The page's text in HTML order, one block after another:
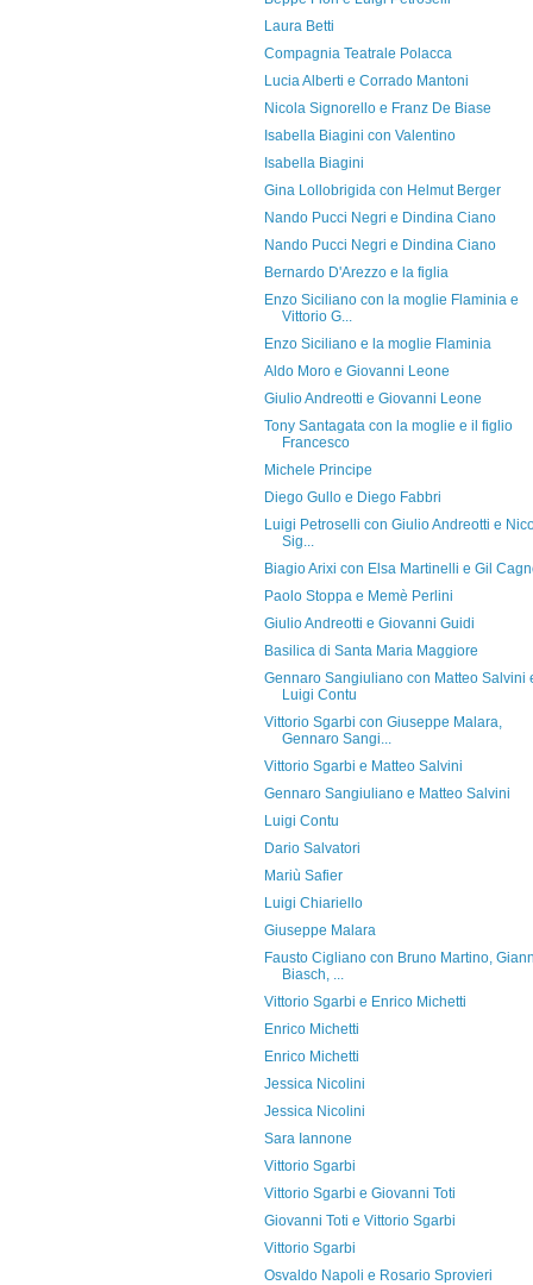
Laura Betti
Compagnia Teatrale Polacca
Lucia Alberti e Corrado Mantoni
Nicola Signorello e Franz De Biase
Isabella Biagini con Valentino
Isabella Biagini
Gina Lollobrigida con Helmut Berger
Nando Pucci Negri e Dindina Ciano
Nando Pucci Negri e Dindina Ciano
Bernardo D'Arezzo e la figlia
Enzo Siciliano con la moglie Flaminia e
Vittorio G...
Enzo Siciliano e la moglie Flaminia
Aldo Moro e Giovanni Leone
Giulio Andreotti e Giovanni Leone
Tony Santagata con la moglie e il figlio
Francesco
Michele Principe
Diego Gullo e Diego Fabbri
Luigi Petroselli con Giulio Andreotti e
Sig...
Biagio Arixi con Elsa Martinelli e Gil
Paolo Stoppa e Memè Perlini
Giulio Andreotti e Giovanni Guidi
Basilica di Santa Maria Maggiore
Gennaro Sangiuliano con Matteo Salvini
Luigi Contu
Vittorio Sgarbi con Giuseppe Malara,
Gennaro Sangi...
Vittorio Sgarbi e Matteo Salvini
Gennaro Sangiuliano e Matteo Salvini
Luigi Contu
Dario Salvatori
Mariù Safier
Luigi Chiariello
Giuseppe Malara
Fausto Cigliano con Bruno Martino,
Biasch, ...
Vittorio Sgarbi e Enrico Michetti
Enrico Michetti
Enrico Michetti
Jessica Nicolini
Jessica Nicolini
Sara Iannone
Vittorio Sgarbi
Vittorio Sgarbi e Giovanni Toti
Giovanni Toti e Vittorio Sgarbi
Vittorio Sgarbi
Osvaldo Napoli e Rosario Sprovieri